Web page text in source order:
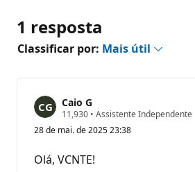
1 resposta
Classificar por: Mais útil
Caio G
11,930 P
n
o
s
• Assistente Independente
28 de mai. de 2025 23:38
Olá, VCNTE!